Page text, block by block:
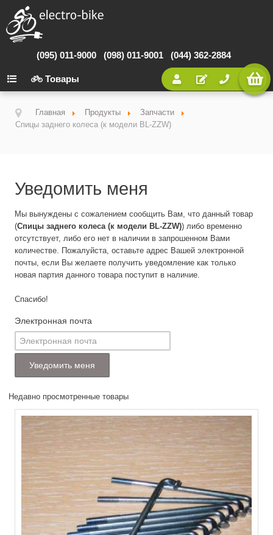
(095) 011-9000 (098) 011-9001 (044) 362-2884
Товары
Главная Продукты
Запчасти
Спицы заднего колеса (к модели BL-ZZW)
Уведомить меня
Мы вынуждены с сожалением сообщить Вам, что данный товар
(Спицы заднего колеса (к модели BL-ZZW)) либо временно
отсутствует, либо его нет в наличии в запрошенном Вами
количестве. Пожалуйста, оставьте адрес Вашей электронной
почты, если Вы желаете получить уведомление как только
новая партия данного товара поступит в наличие.
Спасибо!
Электронная почта
Недавно просмотренные товары